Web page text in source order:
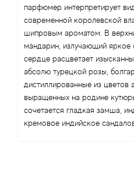
парфюмер интерпретирует
современной королевской
шипровым ароматом. В
мандарин, излучающий яркое
сердце расцветает
абсолю турецкой розы,
дистиллированные из цветов
выращенных на родине
сочетается гладкая замша,
кремовое индийское
Arabiyat
Aramis
Ariana Grande
Armaf